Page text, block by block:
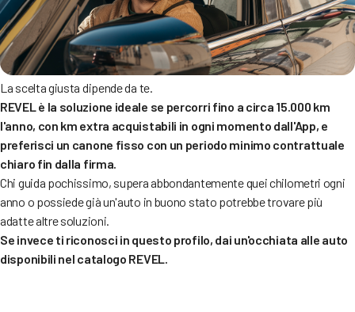
La scelta giusta dipende da te.
REVEL è la soluzione ideale se percorri fino a circa 15.000 km
l'anno, con km extra acquistabili in ogni momento dall'App, e
preferisci un canone fisso con un periodo minimo contrattuale
chiaro fin dalla firma.
Chi guida pochissimo, supera abbondantemente quei chilometri ogni
anno o possiede già un'auto in buono stato potrebbe trovare più
adatte altre soluzioni.
Se invece ti riconosci in questo profilo, dai un'occhiata alle auto
disponibili nel catalogo REVEL.